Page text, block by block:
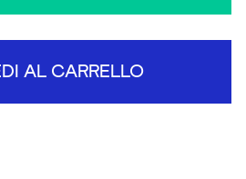
AL CARRELLO